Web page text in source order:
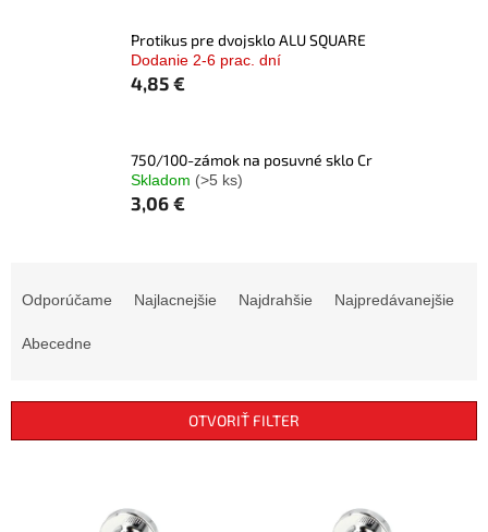
Protikus pre dvojsklo ALU SQUARE
Dodanie 2-6 prac. dní
4,85 €
750/100-zámok na posuvné sklo Cr
Skladom (>5 ks)
3,06 €
p
Odporúčame Najlacnejšie Najdrahšie Najpredávanejšie
Abecedne
OTVORIŤ FILTER